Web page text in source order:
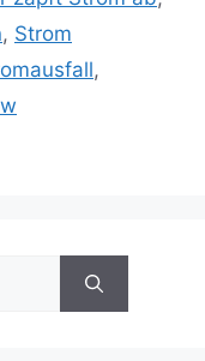
, Strom
,